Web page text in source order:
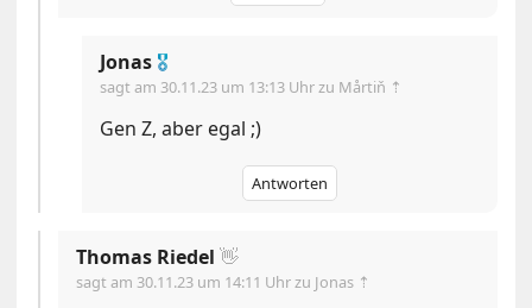
Jonas 🎖
sagt am 30.11.23 um 13:13 Uhrzu Mårtiň ⇡
Gen Z, aber egal ;)
Antworten
Thomas Riedel 👋
sagt am 30.11.23 um 14:11 Uhrzu Jonas ⇡